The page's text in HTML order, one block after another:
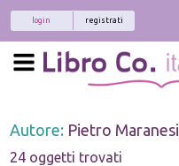
registrati
login
Autore: Pietro Maranesi
24 oggetti trovati